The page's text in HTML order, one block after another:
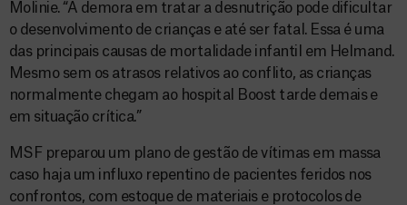
Molinie. “A demora em tratar a desnutrição pode dificultar
o desenvolvimento de crianças e até ser fatal. Essa é uma
das principais causas de mortalidade infantil em Helmand.
Mesmo sem os atrasos relativos ao conflito, as crianças
normalmente chegam ao hospital Boost tarde demais e
em situação crítica.”
MSF preparou um plano de gestão de vítimas em massa
caso haja um influxo repentino de pacientes feridos nos
confrontos, com estoque de materiais e protocolos de